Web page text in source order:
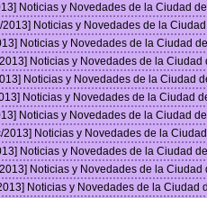
Noticias y Novedades de la Ciudad
2013] Noticias y Novedades de la
Noticias y Novedades de la Ciudad
Noticias y Novedades de la
Noticias y Novedades de la Ciudad
Noticias y Novedades de la Ciudad
Noticias y Novedades de la Ciudad
2013] Noticias y Novedades de la
Noticias y Novedades de la Ciudad
Noticias y Novedades de la
Noticias y Novedades de la Ciudad